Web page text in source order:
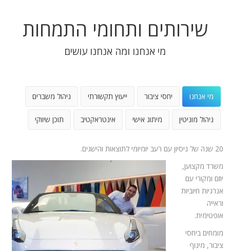
שירותים ותחומי התמחות
מי אנחנו ומה אנחנו עושים
מי אנחנו יחסי ציבור ייעוץ תקשורתי ניהול משברים
ניהול מוניטין מיתוג אישי אינטראקטיב תוכן שיווקי
20 שנה של ניסיון עם רעב יומיומי לתוצאות והישגים.
משרד מקצוען,
יוזם ומקורי עם
אנרגיות חיוביות
וראייה
אופטימית.
מומחים ביחסי
ציבור, מינוף